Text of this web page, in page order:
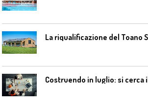
La riqualificazione del Toano
Costruendo in luglio: si cerca